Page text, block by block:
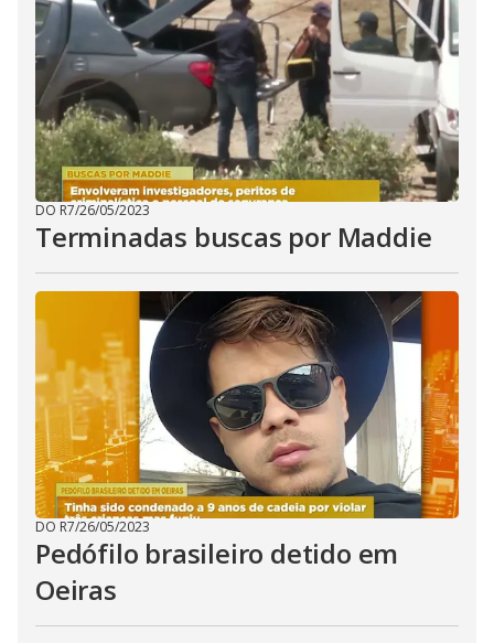
DO R7/26/05/2023
Terminadas buscas por Maddie
DO R7/26/05/2023
Pedófilo brasileiro detido em
Oeiras